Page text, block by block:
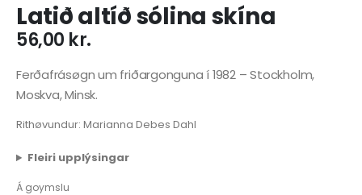
Latið altíð sólina skína
56,00 kr.
Ferðafrásøgn um friðargonguna í 1982 – Stockholm,
Moskva, Minsk.
Rithøvundur: Marianna Debes Dahl
Fleiri upplýsingar
Á goymslu